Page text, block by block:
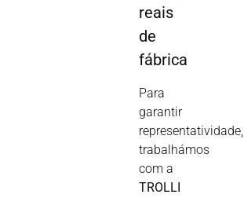
reais
de
fábrica
Para
garantir
representatividade,
trabalhámos
com a
TROLLI